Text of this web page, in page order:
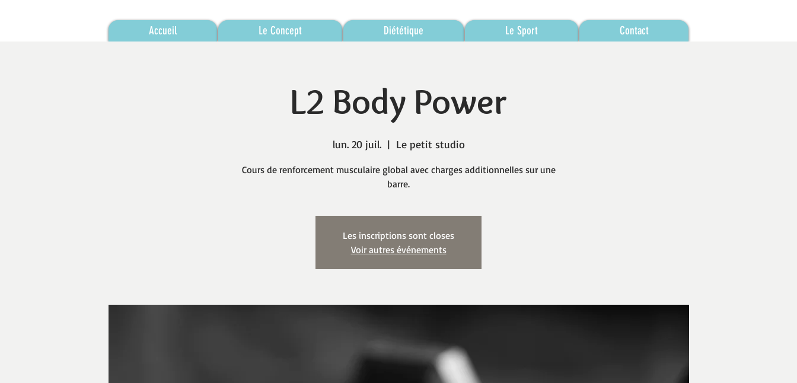
Accueil Le Concept Diététique Le Sport Contact
L2 Body Power
lun. 20 juil.
  |
Le petit studio
Cours de renforcement musculaire global avec charges additionnelles sur une
barre.
Les inscriptions sont closes
Voir autres événements